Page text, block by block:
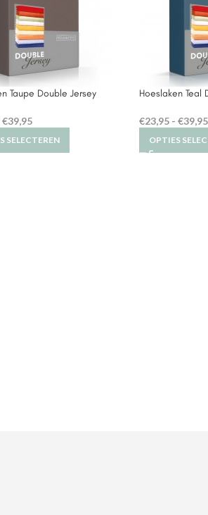
Taupe Double Jersey
€39,95
SELECTEREN
Hoeslaken Teal
€23,95 - €39,95
OPTIES